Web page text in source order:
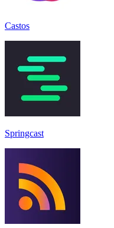
Castos
Springcast